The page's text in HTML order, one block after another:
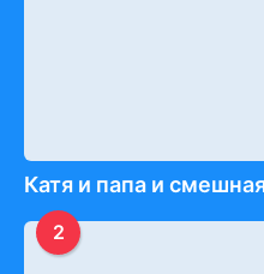
Катя и папа и
2